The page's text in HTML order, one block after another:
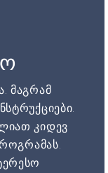
მაგრამ
კიდევ